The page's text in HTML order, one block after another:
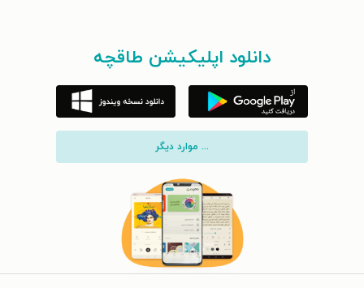
دانلود اپلیکیشن طاقچه
... موارد دیگر